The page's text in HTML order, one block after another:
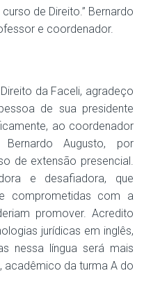
de Direito.” Bernardo
e coordenador.
da Faceli, agradeço
de sua presidente
ao coordenador
Augusto, por
de extensão presencial.
e desafiadora, que
comprometidas com a
promover. Acredito
jurídicas em inglês,
nessa língua será mais
acadêmico da turma A do